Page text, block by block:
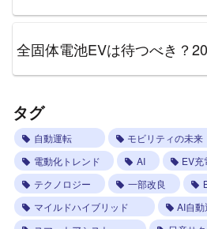
全固体電池EVは待つべき？
タグ
自動運転 モビリティの未来
電動化トレンド
AI EV充
テクノロジー
一部改良
マイルドハイブリッド
AI自